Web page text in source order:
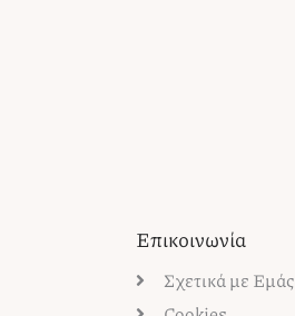
Επικοινωνία
Σχετικά με Εμάς